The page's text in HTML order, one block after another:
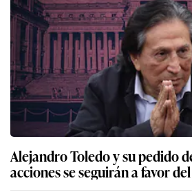
Alejandro Toledo y su pedido
acciones se